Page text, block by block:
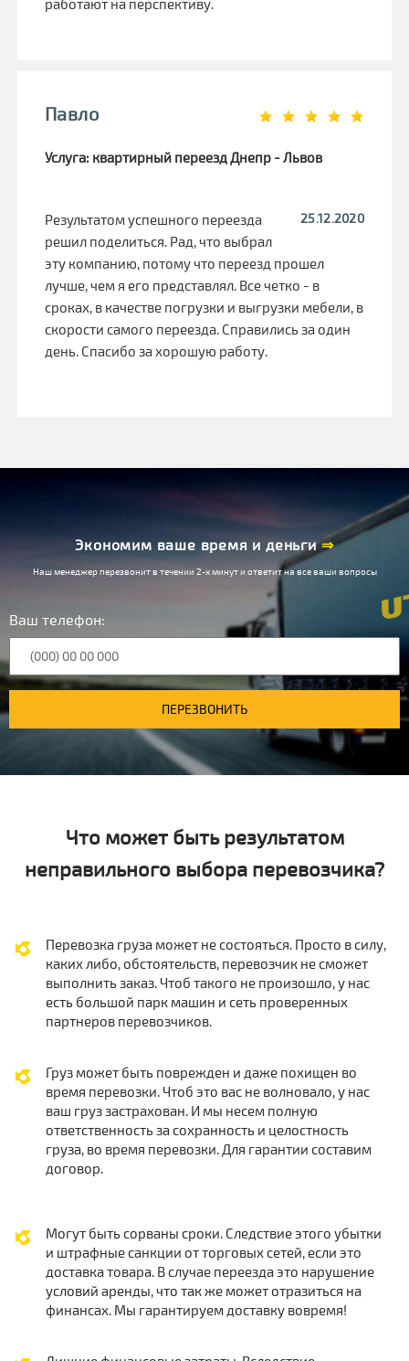
работают на перспективу.
Павло
Услуга: квартирный переезд Днепр - Львов
25.12.2020
Результатом успешного переезда
решил поделиться. Рад, что выбрал
эту компанию, потому что переезд прошел
лучше, чем я его представлял. Все четко - в
сроках, в качестве погрузки и выгрузки мебели, в
скорости самого переезда. Справились за один
день. Спасибо за хорошую работу.
Экономим ваше время и деньги⇒
Наш менеджер перезвонит в течении 2-х минут и ответит на все ваши вопросы
Ваш телефон:
ПЕРЕЗВОНИТЬ
Что может быть результатом
неправильного выбора перевозчика?
Перевозка груза может не состояться. Просто в силу,
каких либо, обстоятельств, перевозчик не сможет
выполнить заказ. Чтоб такого не произошло, у нас
есть большой парк машин и сеть проверенных
партнеров перевозчиков.
Груз может быть поврежден и даже похищен во
время перевозки. Чтоб это вас не волновало, у нас
ваш груз застрахован. И мы несем полную
ответственность за сохранность и целостность
груза, во время перевозки. Для гарантии составим
договор.
Могут быть сорваны сроки. Следствие этого убытки
и штрафные санкции от торговых сетей, если это
доставка товара. В случае переезда это нарушение
условий аренды, что так же может отразиться на
финансах. Мы гарантируем доставку вовремя!